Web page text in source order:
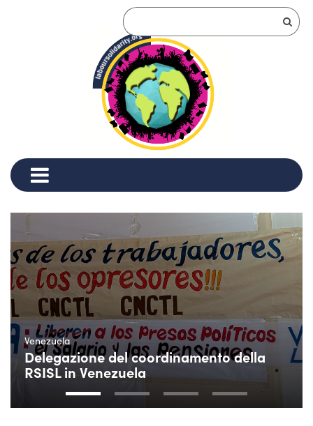
Venezuela
Delegazione del coordinamento della
RSISL in Venezuela
1 2 3